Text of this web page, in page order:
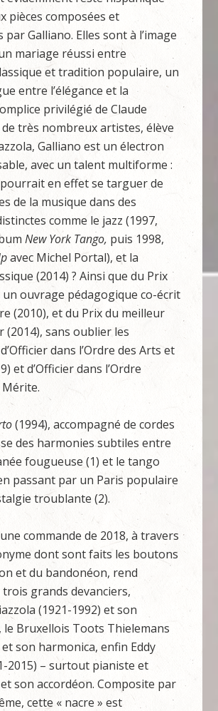
pièces composées et
Galliano. Elles sont à l’image
mariage réussi entre
et tradition populaire, un
entre l’élégance et la
privilégié de Claude
très nombreux artistes, élève
Galliano est un électron
avec un talent multiforme :
en effet se targuer de
de la musique dans des
comme le jazz (1997,
New York Tango, puis 1998,
avec Michel Portal), et la
(2014) ? Ainsi que du Prix
un ouvrage pédagogique co-écrit
(2010), et du Prix du meilleur
(2014), sans oublier les
dans l’Ordre des Arts et
et d’Officier dans l’Ordre
(1994), accompagné de cordes
des harmonies subtiles entre
fougueuse (1) et le tango
passant par un Paris populaire
troublante (2).
commande de 2018, à travers
dont sont faits les boutons
et du bandonéon, rend
grands devanciers,
(1921-1992) et son
le Bruxellois Toots Thielemans
son harmonica, enfin Eddy
2015) – surtout pianiste et
son accordéon. Composite par
cette « nacre » est